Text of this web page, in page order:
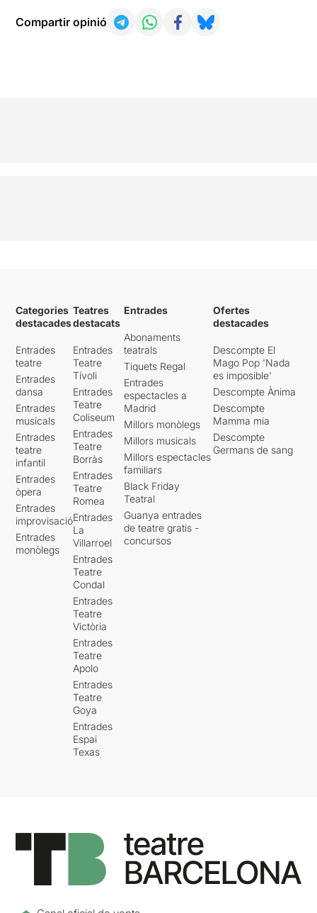
Compartir opinió
Categories
destacades
Entrades
teatre
Entrades
dansa
Entrades
musicals
Entrades
teatre
infantil
Entrades
òpera
Entrades
improvisació
Entrades
monòlegs
Teatres
destacats
Entrades
Teatre
Tívoli
Entrades
Teatre
Coliseum
Entrades
Teatre
Borràs
Entrades
Teatre
Romea
Entrades
La
Villarroel
Entrades
Teatre
Condal
Entrades
Teatre
Victòria
Entrades
Teatre
Apolo
Entrades
Teatre
Goya
Entrades
Espai
Texas
Entrades
Abonaments
teatrals
Tiquets Regal
Entrades
espectacles a
Madrid
Millors monòlegs
Millors musicals
Millors espectacles
familiars
Black Friday
Teatral
Guanya entrades
de teatre gratis -
concursos
Ofertes
destacades
Descompte El
Mago Pop 'Nada
es imposible'
Descompte Ànima
Descompte
Mamma mia
Descompte
Germans de sang